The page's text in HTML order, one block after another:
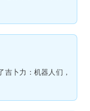
吉卜力：机器人们，